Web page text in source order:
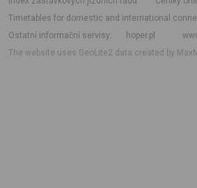
Timetables for domestic and international
Ostatní informační servisy
hoper.pl
The website uses GeoLite2 data created by